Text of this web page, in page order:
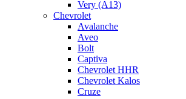
Very (A13)
Chevrolet
Avalanche
Aveo
Bolt
Captiva
Chevrolet HHR
Chevrolet Kalos
Cruze